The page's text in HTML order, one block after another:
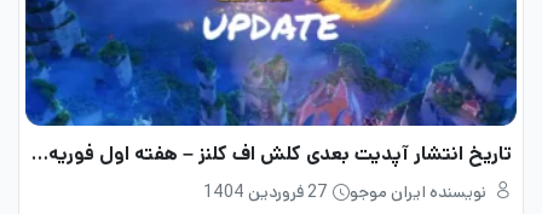
تاریخ انتشار آپدیت بعدی کلش اف کلنز – هفته اول فوریه 2024
نویسنده ایران موجو
27 فروردین 1404